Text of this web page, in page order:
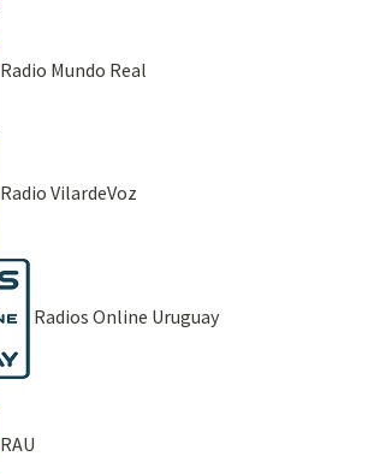
Radio Mundo Real
Radio VilardeVoz
Radios Online Uruguay
RAU